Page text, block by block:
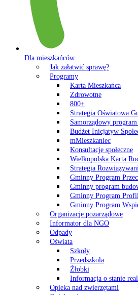
Dla mieszkańców
Jak załatwić sprawę?
Programy
Karta Mieszkańca
Zdrowotne
800+
Strategia Oświatowa
Samorządowy
Budżet Inicjatyw
mMieszkaniec
Konsultacje społeczne
Wielkopolska Karta
Strategia
Gminny Program
Gminny program
Gminny Program
Gminny Program
Organizacje pozarządowe
Informator dla NGO
Odpady
Oświata
Szkoły
Przedszkola
Żłobki
Informacja o stanie
Opieka nad zwierzętami